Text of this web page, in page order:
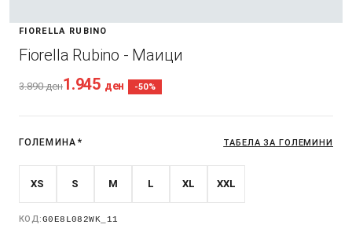
FIORELLA RUBINO
Fiorella Rubino - Маици
3.890ден1.945 ден -50%
ГОЛЕМИНА * ТАБЕЛА ЗА ГОЛЕМИНИ
XS S M L XL XXL
КОД:G0E8L082WK_11